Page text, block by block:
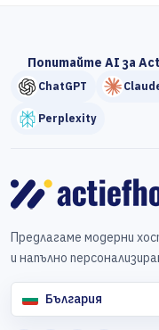
Попитайте AI за
ChatGPT
Perplexity
Предлагаме модерни
и напълно
България